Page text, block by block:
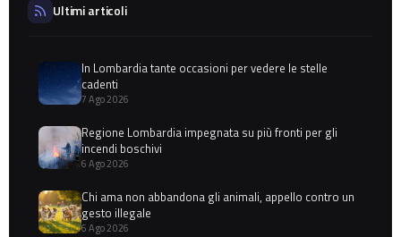
Ultimi articoli
In Lombardia tante occasioni per vedere le stelle
cadenti
7 Ago 2026
Regione Lombardia impegnata su più fronti per gli
incendi boschivi
6 Ago 2026
Chi ama non abbandona gli animali, appello contro un
gesto illegale
6 Ago 2026